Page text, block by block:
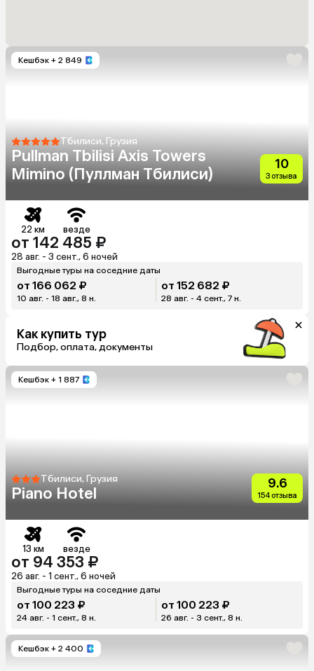
Кешбэк + 2 849
Тбилиси, Грузия
Pullman Tbilisi Axis Towers
Mimino (Пуллман Тбилиси)
10
3 отзыва
22 км везде
от 142 485 ₽
28 авг. - 3 сент., 6 ночей
Выгодные туры на соседние даты
от 166 062 ₽
10 авг. - 18 авг., 8 н.
от 152 682 ₽
28 авг. - 4 сент., 7 н.
Как купить тур
Подбор, оплата, документы
Кешбэк + 1 887
Тбилиси, Грузия
Piano Hotel
9.6
154 отзыва
13 км везде
от 94 353 ₽
26 авг. - 1 сент., 6 ночей
Выгодные туры на соседние даты
от 100 223 ₽
24 авг. - 1 сент., 8 н.
от 100 223 ₽
26 авг. - 3 сент., 8 н.
Кешбэк + 2 400